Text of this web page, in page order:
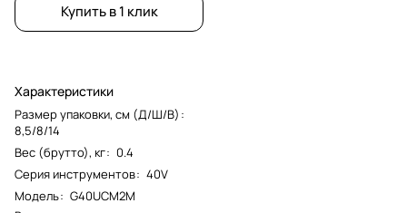
Купить в 1 клик
Характеристики
Размер упаковки, см (Д/Ш/В) :
8,5/8/14
Вес (брутто), кг: 0.4
Серия инструментов: 40V
Модель: G40UCM2M